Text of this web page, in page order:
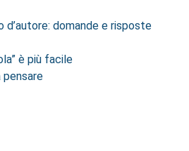
domande e risposte
è più facile
pensare